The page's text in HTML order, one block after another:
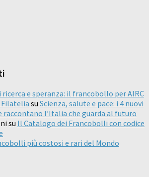
ricerca e speranza: il francobollo per AIRC
Filateliasu Scienza, salute e pace: i 4 nuovi
l’Italia che guarda al futuro
su Il Catalogo dei Francobolli con codice
più costosi e rari del Mondo